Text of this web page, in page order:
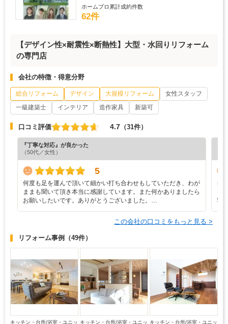
ホームプロ累計成約件数
62件
【デザイン性×耐震性×断熱性】大型・水回りリフォーム
の専門店
会社の特徴・得意分野
総合リフォーム デザイン 大規模リフォーム
女性スタッフ
一級建築士
インテリア 造作家具 新築可
口コミ評価 4.7 （31件）
『丁寧な対応』が良かった
（50代／女性）
5
何度も足を運んで頂いて細かい打ち合わせもしていただき、わが
ままも聞いて頂き本当に感謝しています。また何かありましたら
お願いしたいです。ありがとうございました。…
当
宅
この会社の口コミをもっと見る >
リフォーム事例 （49件）
キッチン・台所/浴室・ユニッ キッチン・台所/浴室・ユニッ キッチン・台所/浴室・ユニッ